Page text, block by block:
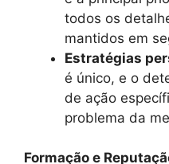
todos os
mantidos em
Estratégias
é único, e o
de ação
problema da
Formação e